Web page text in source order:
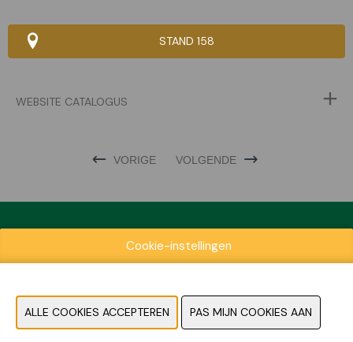
STAND 158
WEBSITE CATALOGUS
VORIGE VOLGENDE
Exposantenlijst
Contact
Pers- en beeldmateriaal
Cookie-instellingen